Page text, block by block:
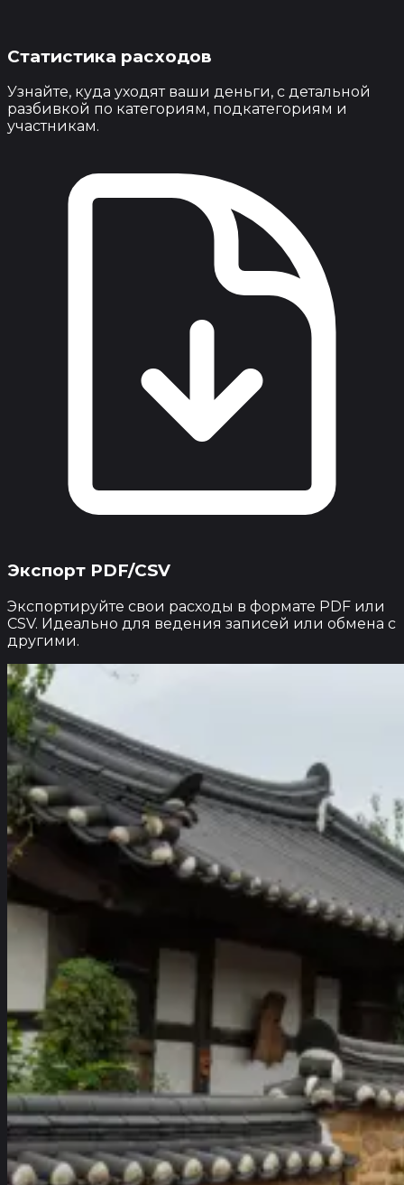
Статистика расходов
Узнайте, куда уходят ваши деньги, с детальной
разбивкой по категориям, подкатегориям и
участникам.
Экспорт PDF/CSV
Экспортируйте свои расходы в формате PDF или
CSV. Идеально для ведения записей или обмена с
другими.